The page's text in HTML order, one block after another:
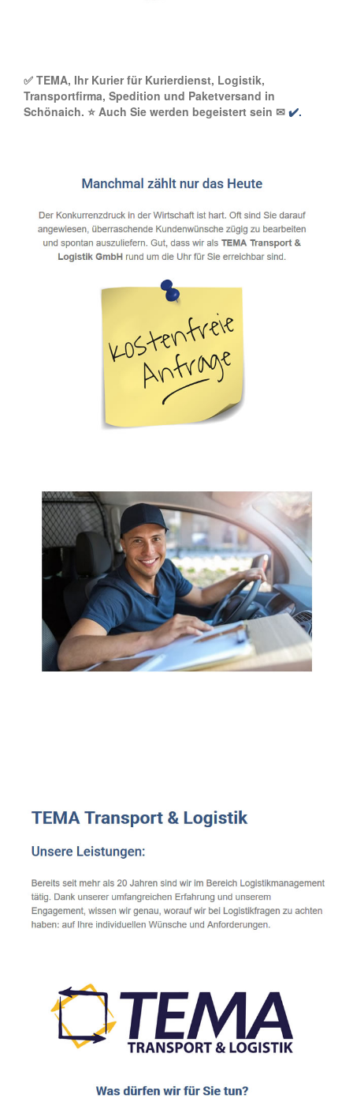
✅ TEMA, Ihr Kurier für Kurierdienst, Logistik,
Transportfirma, Spedition und Paketversand in
Schönaich. ⭐ Auch Sie werden begeistert sein ✉ ✔️.